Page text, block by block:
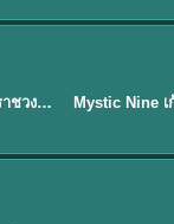
Royal Betrothal (2026) สัญญาวิวาห์แห่งราชวงศ์ พากย์ไทย ซับไทย EP1-32 ★9